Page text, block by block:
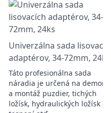
Univerzálna sada
adaptérov, 34-72mm, 24ks
Táto profesionálna sada
náradia je určená na
a montáž puzdier, tichých
ložísk, hydraulických ložísk a